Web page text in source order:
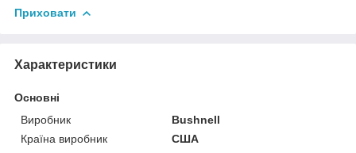
Приховати
Характеристики
Основні
Виробник
Bushnell
Країна виробник
США